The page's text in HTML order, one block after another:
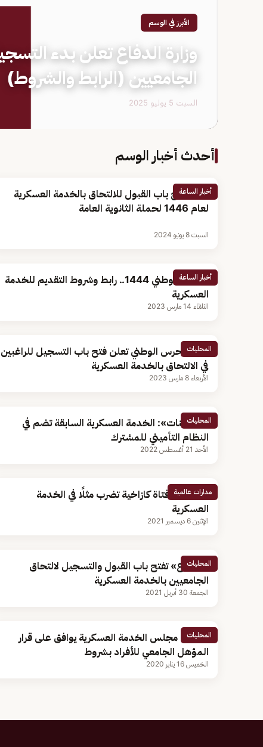
الأبرز في الوسم
وزارة الدفاع تعلن بدء
الجامعيين (الرابط والشروط)
السبت 5 يوليو 2025
أحدث أخبار الوسم
أخبار الساعة
غداً.. فتح باب القبول للالتحاق بالخدمة العسكرية
لعام 1446 لحملة الثانوية العامة
السبت 8 يونيو 2024
أخبار الساعة
الحرس الوطني 1444.. رابط وشروط التقديم للخدمة
العسكرية
الثلاثاء 14 مارس 2023
المحليات
وزارة الحرس الوطني تعلن فتح باب التسجيل للراغبين
في الالتحاق بالخدمة العسكرية
الأربعاء 8 مارس 2023
المحليات
«التأمينات»: الخدمة العسكرية السابقة تضم في
النظام التأميني للمشترك
الأحد 21 أغسطس 2022
مدارات عالمية
بالفيديو.. فتاة كازاخية تضرب مثلًا في الخدمة
العسكرية
الإثنين 6 ديسمبر 2021
المحليات
«الدفاع» تفتح باب القبول والتسجيل لالتحاق
الجامعيين بالخدمة العسكرية
الجمعة 30 أبريل 2021
المحليات
مصادر: مجلس الخدمة العسكرية يوافق على قرار
المؤهل الجامعي للأفراد بشروط
الخميس 16 يناير 2020